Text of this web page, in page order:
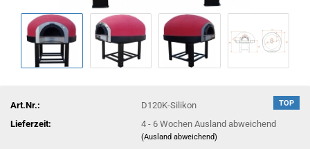
TOP
Art.Nr.:
D120K-Silikon
Lieferzeit:
4 - 6 Wochen Ausland abweichend
(Ausland abweichend)